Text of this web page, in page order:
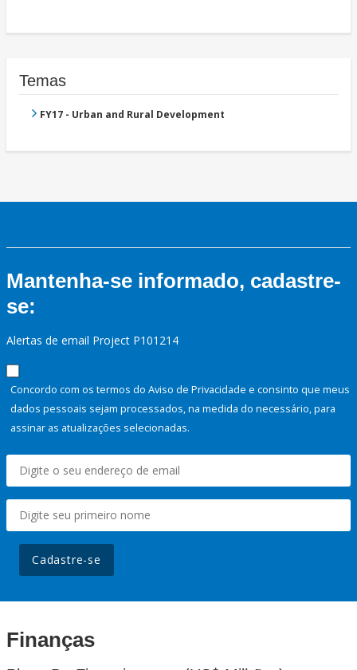
Temas
FY17 - Urban and Rural Development
Mantenha-se informado, cadastre-
se:
Alertas de email Project P101214
Concordo com os termos do Aviso de Privacidade e consinto que meus
dados pessoais sejam processados, na medida do necessário, para
assinar as atualizações selecionadas.
Cadastre-se
Finanças